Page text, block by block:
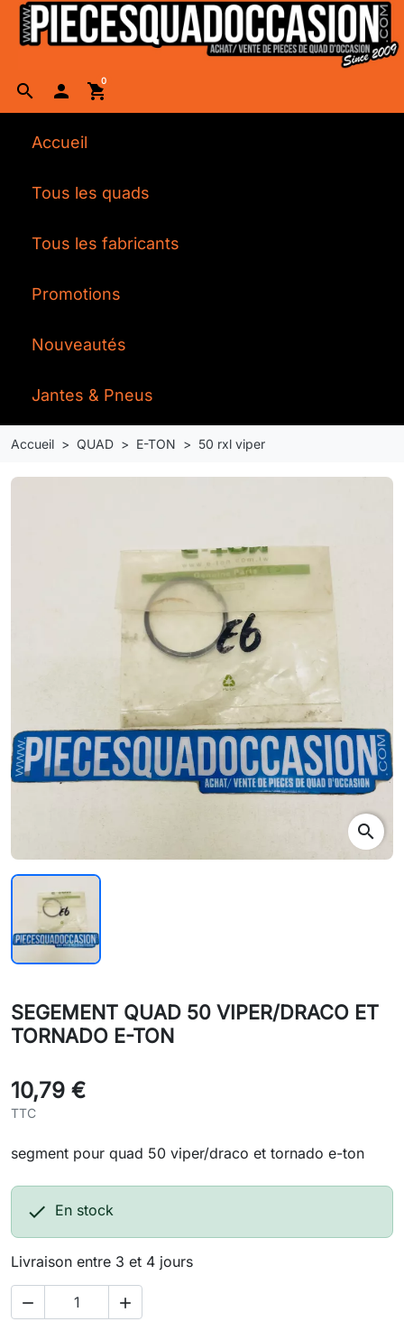
search  shopping_cart0
Accueil
Tous les quads
Tous les fabricants
Promotions
Nouveautés
Jantes & Pneus
Accueil QUAD E-TON 50 rxl viper
search
SEGEMENT QUAD 50 VIPER/DRACO ET
TORNADO E-TON
10,79 €
TTC
segment pour quad 50 viper/draco et tornado e-ton
 En stock
Livraison entre 3 et 4 jours
 